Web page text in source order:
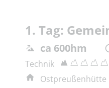
1. Tag:
ca 600hm
Technik
Ostpreußenhütte